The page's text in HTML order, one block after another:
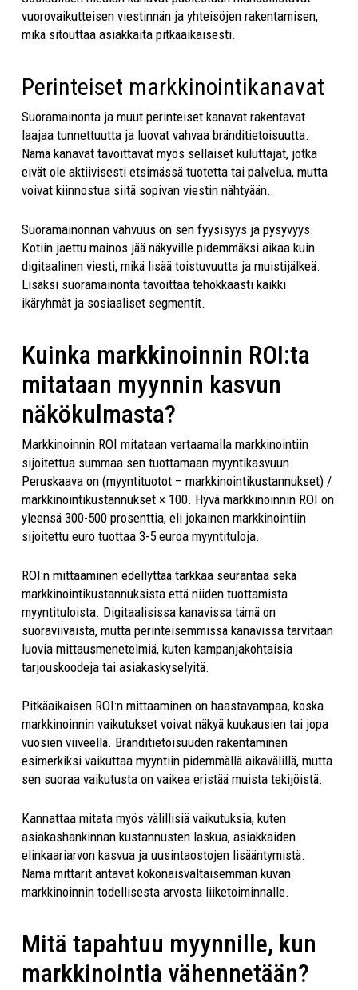
vuorovaikutteisen viestinnän ja yhteisöjen rakentamisen,
mikä sitouttaa asiakkaita pitkäaikaisesti.
Perinteiset markkinointikanavat
Suoramainonta ja muut perinteiset kanavat rakentavat
laajaa tunnettuutta ja luovat vahvaa bränditietoisuutta.
Nämä kanavat tavoittavat myös sellaiset kuluttajat, jotka
eivät ole aktiivisesti etsimässä tuotetta tai palvelua, mutta
voivat kiinnostua siitä sopivan viestin nähtyään.
Suoramainonnan vahvuus on sen fyysisyys ja pysyvyys.
Kotiin jaettu mainos jää näkyville pidemmäksi aikaa kuin
digitaalinen viesti, mikä lisää toistuvuutta ja muistijälkeä.
Lisäksi suoramainonta tavoittaa tehokkaasti kaikki
ikäryhmät ja sosiaaliset segmentit.
Kuinka markkinoinnin ROI:ta
mitataan myynnin kasvun
näkökulmasta?
Markkinoinnin ROI mitataan vertaamalla markkinointiin
sijoitettua summaa sen tuottamaan myyntikasvuun.
Peruskaava on (myyntituotot – markkinointikustannukset) /
markkinointikustannukset × 100. Hyvä markkinoinnin ROI on
yleensä 300-500 prosenttia, eli jokainen markkinointiin
sijoitettu euro tuottaa 3-5 euroa myyntituloja.
ROI:n mittaaminen edellyttää tarkkaa seurantaa sekä
markkinointikustannuksista että niiden tuottamista
myyntituloista. Digitaalisissa kanavissa tämä on
suoraviivaista, mutta perinteisemmissä kanavissa tarvitaan
luovia mittausmenetelmiä, kuten kampanjakohtaisia
tarjouskoodeja tai asiakaskyselyitä.
Pitkäaikaisen ROI:n mittaaminen on haastavampaa, koska
markkinoinnin vaikutukset voivat näkyä kuukausien tai jopa
vuosien viiveellä. Bränditietoisuuden rakentaminen
esimerkiksi vaikuttaa myyntiin pidemmällä aikavälillä, mutta
sen suoraa vaikutusta on vaikea eristää muista tekijöistä.
Kannattaa mitata myös välillisiä vaikutuksia, kuten
asiakashankinnan kustannusten laskua, asiakkaiden
elinkaariarvon kasvua ja uusintaostojen lisääntymistä.
Nämä mittarit antavat kokonaisvaltaisemman kuvan
markkinoinnin todellisesta arvosta liiketoiminnalle.
Mitä tapahtuu myynnille, kun
markkinointia vähennetään?